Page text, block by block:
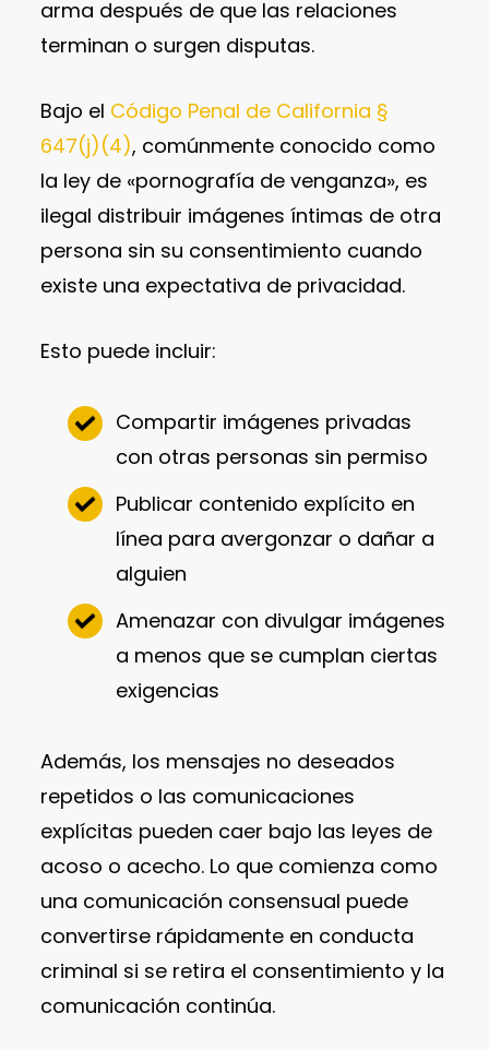
arma después de que las relaciones
terminan o surgen disputas.
Bajo el Código Penal de California §
647(j)(4), comúnmente conocido como
la ley de «pornografía de venganza», es
ilegal distribuir imágenes íntimas de otra
persona sin su consentimiento cuando
existe una expectativa de privacidad.
Esto puede incluir:
Compartir imágenes privadas
con otras personas sin permiso
Publicar contenido explícito en
línea para avergonzar o dañar a
alguien
Amenazar con divulgar imágenes
a menos que se cumplan ciertas
exigencias
Además, los mensajes no deseados
repetidos o las comunicaciones
explícitas pueden caer bajo las leyes de
acoso o acecho. Lo que comienza como
una comunicación consensual puede
convertirse rápidamente en conducta
criminal si se retira el consentimiento y la
comunicación continúa.